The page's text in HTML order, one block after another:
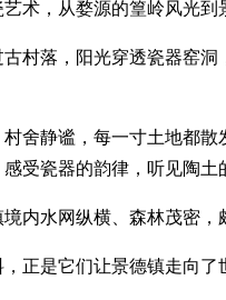
术，从婺源的篁岭风光到
村落，阳光穿透瓷器窑
舍静谧，每一寸土地都
受瓷器的韵律，听见陶土
内水网纵横、森林茂密，
正是它们让景德镇走向